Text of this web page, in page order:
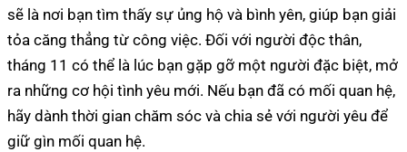
sẽ là nơi bạn tìm thấy sự ủng hộ và bình yên, giúp bạn giải
tỏa căng thẳng từ công việc. Đối với người độc thân,
tháng 11 có thể là lúc bạn gặp gỡ một người đặc biệt, mở
ra những cơ hội tình yêu mới. Nếu bạn đã có mối quan hệ,
hãy dành thời gian chăm sóc và chia sẻ với người yêu để
giữ gìn mối quan hệ.